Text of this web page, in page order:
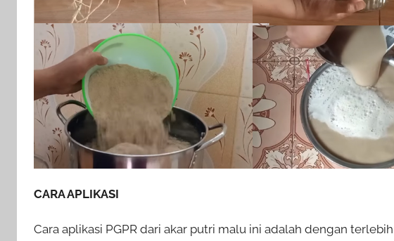
CARA APLIKASI
Cara aplikasi PGPR dari akar putri malu ini adalah dengan